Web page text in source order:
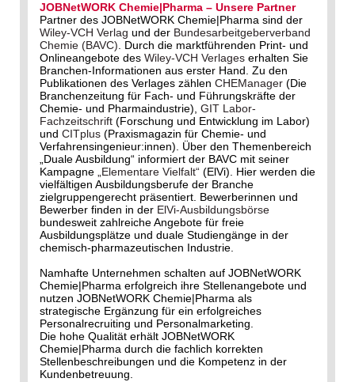
JOBNetWORK Chemie|Pharma – Unsere Partner
Partner des JOBNetWORK Chemie|Pharma sind der
Wiley-VCH Verlag und der Bundesarbeitgeberverband
Chemie (BAVC). Durch die marktführenden Print- und
Onlineangebote des Wiley-VCH Verlages erhalten Sie
Branchen-Informationen aus erster Hand. Zu den
Publikationen des Verlages zählen CHEManager (Die
Branchenzeitung für Fach- und Führungskräfte der
Chemie- und Pharmaindustrie), GIT Labor-
Fachzeitschrift (Forschung und Entwicklung im Labor)
und CITplus (Praxismagazin für Chemie- und
Verfahrensingenieur:innen). Über den Themenbereich
„Duale Ausbildung“ informiert der BAVC mit seiner
Kampagne „Elementare Vielfalt“ (ElVi). Hier werden die
vielfältigen Ausbildungsberufe der Branche
zielgruppengerecht präsentiert. Bewerberinnen und
Bewerber finden in der ElVi-Ausbildungsbörse
bundesweit zahlreiche Angebote für freie
Ausbildungsplätze und duale Studiengänge in der
chemisch-pharmazeutischen Industrie.
Namhafte Unternehmen schalten auf JOBNetWORK
Chemie|Pharma erfolgreich ihre Stellenangebote und
nutzen JOBNetWORK Chemie|Pharma als
strategische Ergänzung für ein erfolgreiches
Personalrecruiting und Personalmarketing.
Die hohe Qualität erhält JOBNetWORK
Chemie|Pharma durch die fachlich korrekten
Stellenbeschreibungen und die Kompetenz in der
Kundenbetreuung.